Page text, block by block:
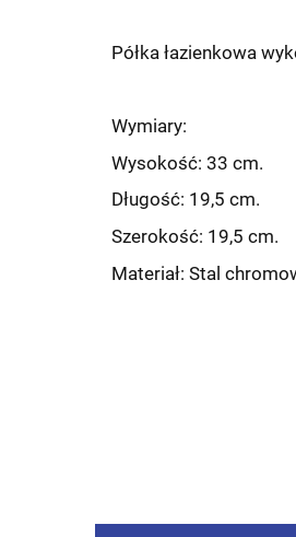
Półka łazienkowa
Wymiary:
Wysokość: 33 cm.
Długość: 19,5 cm.
Szerokość: 19,5 cm.
Materiał: Stal